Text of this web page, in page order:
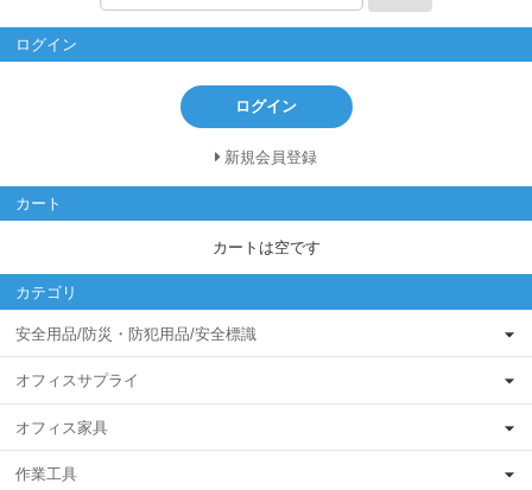
ログイン
ログイン
新規会員登録
カート
カートは空です
カテゴリ
安全用品/防災・防犯用品/安全標識
オフィスサプライ
オフィス家具
作業工具